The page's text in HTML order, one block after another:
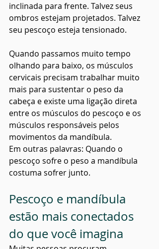
inclinada para frente. Talvez seus
ombros estejam projetados. Talvez
seu pescoço esteja tensionado.
Quando passamos muito tempo
olhando para baixo, os músculos
cervicais precisam trabalhar muito
mais para sustentar o peso da
cabeça e existe uma ligação direta
entre os músculos do pescoço e os
músculos responsáveis pelos
movimentos da mandíbula.
Em outras palavras: Quando o
pescoço sofre o peso a mandíbula
costuma sofrer junto.
Pescoço e mandíbula
estão mais conectados
do que você imagina